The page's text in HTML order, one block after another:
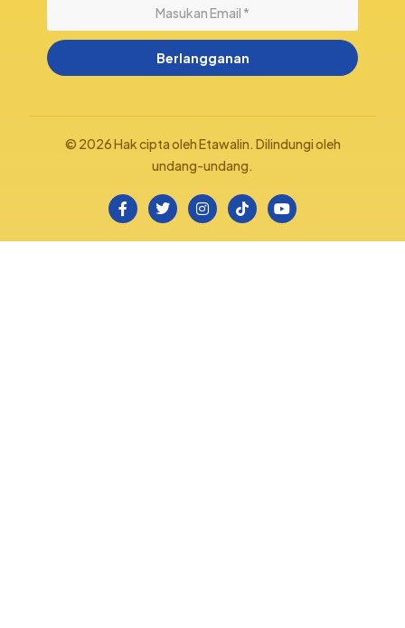
Berlangganan
© 2026 Hak cipta oleh Etawalin. Dilindungi oleh
undang-undang.